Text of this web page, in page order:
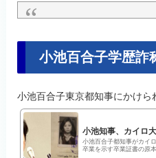
小池百合子学歴詐
小池百合子東京都知事にかけ
小池百合子都知事がカイ
卒業を示す卒業証書の原本